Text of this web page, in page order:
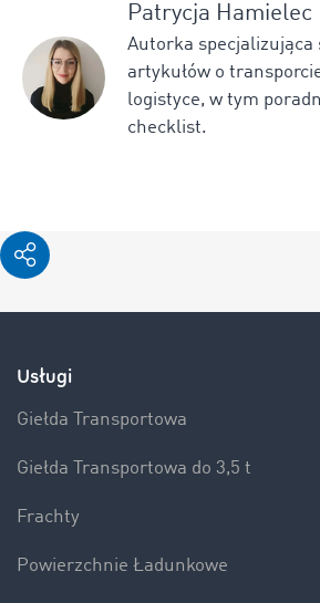
Patrycja Hamielec
Autorka specjalizująca
artykułów o
logistyce, w tym
checklist.
Usługi
Giełda Transportowa
Giełda Transportowa do 3,5 t
Frachty
Powierzchnie Ładunkowe